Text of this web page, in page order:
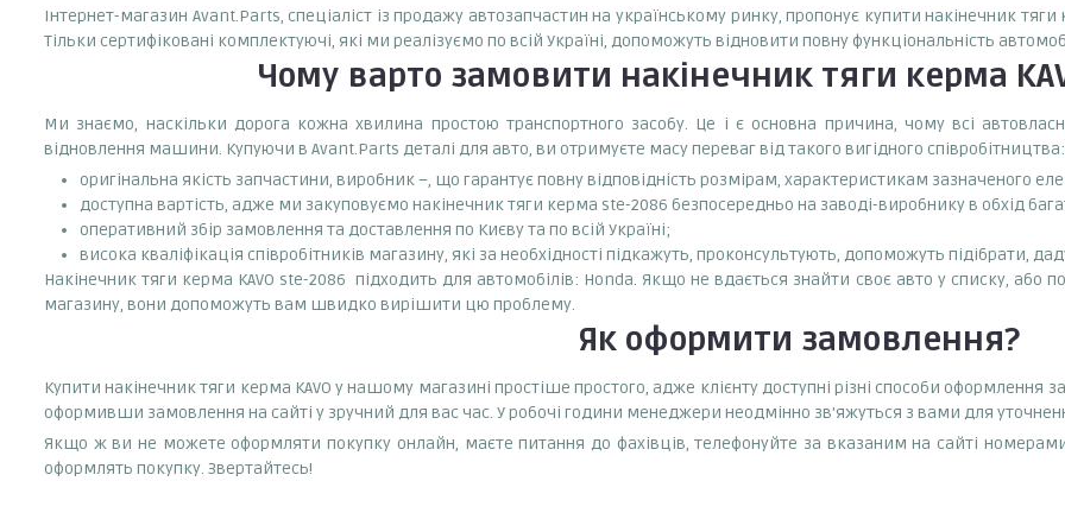
Інтернет-магазин Avant.Parts, спеціаліст із продажу автозапчастин на українському ринку, пропонує купити накінечник
Тільки сертифіковані комплектуючі, які ми реалізуємо по всій Україні, допоможуть відновити повну функціональність
Чому варто замовити накінечник тяги керма
Ми знаємо, наскільки дорога кожна хвилина простою транспортного засобу. Це і є основна причина, чому всі
відновлення машини. Купуючи в Avant.Parts деталі для авто, ви отримуєте масу переваг від такого вигідного співробітництва:
оригінальна якість запчастини, виробник –, що гарантує повну відповідність розмірам, характеристикам зазначеного
доступна вартість, адже ми закуповуємо накінечник тяги керма ste-2086 безпосередньо на заводі-виробнику в обхід
оперативний збір замовлення та доставлення по Києву та по всій Україні;
висока кваліфікація співробітників магазину, які за необхідності підкажуть, проконсультують, допоможуть підібрати,
Накінечник тяги керма KAVO ste-2086 підходить для автомобілів: Honda. Якщо не вдається знайти своє авто у списку, або
магазину, вони допоможуть вам швидко вирішити цю проблему.
Як оформити замовлення?
Купити накінечник тяги керма KAVO у нашому магазині простіше простого, адже клієнту доступні різні способи
оформивши замовлення на сайті у зручний для вас час. У робочі години менеджери неодмінно зв'яжуться з вами для
Якщо ж ви не можете оформляти покупку онлайн, маєте питання до фахівців, телефонуйте за вказаним на сайті
оформлять покупку. Звертайтесь!